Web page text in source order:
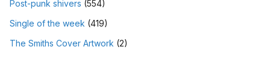
Post-punk shivers (554)
Single of the week (419)
The Smiths Cover Artwork (2)